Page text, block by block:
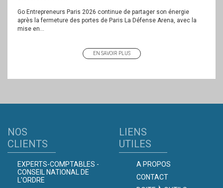
Go Entrepreneurs Paris 2026 continue de partager son énergie
après la fermeture des portes de Paris La Défense Arena, avec la
mise en...
EN SAVOIR PLUS
NOS
CLIENTS
EXPERTS-COMPTABLES -
CONSEIL NATIONAL DE
L'ORDRE
LIENS
UTILES
A PROPOS
CONTACT